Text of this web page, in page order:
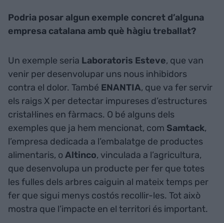
Podria posar algun exemple concret d’alguna
empresa catalana amb què hàgiu treballat?
Un exemple seria Laboratoris Esteve, que van
venir per desenvolupar uns nous inhibidors
contra el dolor. També ENANTIA, que va fer servir
els raigs X per detectar impureses d’estructures
cristal·lines en fàrmacs. O bé alguns dels
exemples que ja hem mencionat, com Samtack,
l’empresa dedicada a l’embalatge de productes
alimentaris, oAltinco, vinculada a l’agricultura,
que desenvolupa un producte per fer que totes
les fulles dels arbres caiguin al mateix temps per
fer que sigui menys costós recollir-les. Tot això
mostra que l’impacte en el territori és important.